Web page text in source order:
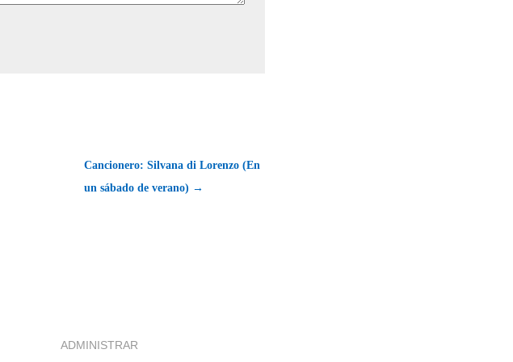
Cancionero: Silvana di Lorenzo (En
un sábado de verano) →
ADMINISTRAR